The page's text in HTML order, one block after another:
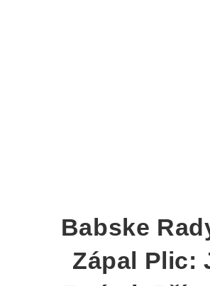
Babske
Zápal Plic: